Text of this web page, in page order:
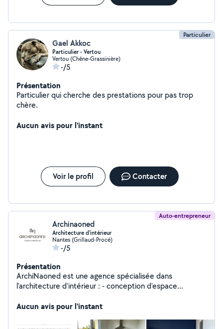
Particulier
Gael Akkoc
Particulier - Vertou
Vertou (Chêne-Grassinière)
-/5
Présentation
Particulier qui cherche des prestations pour pas trop
chère.
Aucun avis pour l'instant
Voir le profil Contacter
Auto-entrepreneur
Archinaoned
Architecture d'intérieur
Nantes (Grillaud-Procé)
-/5
Présentation
ArchiNaoned est une agence spécialisée dans
l'architecture d'intérieur : - conception d'espace
aménagement d'un mobilier adapté aux usages -
matériaux et de couleurs Offre : Accompagnement les
Aucun avis pour l'instant